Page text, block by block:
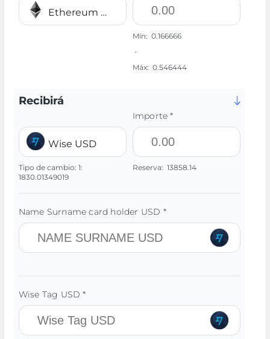
Ethereum BEP20 ETH
Mín: 0.166666
-
Máx: 0.546444
Recibirá
Wise USD
Tipo de cambio: 1:
1830.01349019
Importe *
Reserva: 13858.14
Name Surname card holder USD *
Wise Tag USD *